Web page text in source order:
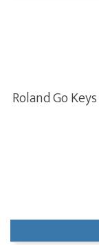
Roland Go